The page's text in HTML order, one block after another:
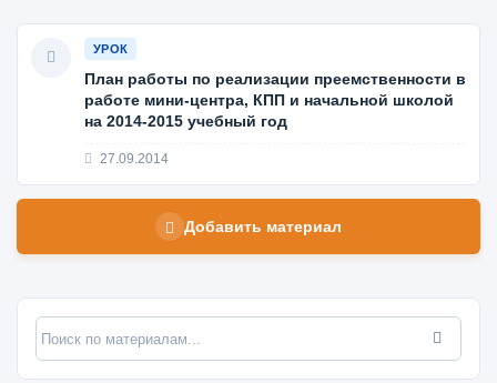
УРОК
План работы по реализации преемственности в
работе мини-центра, КПП и начальной школой
на 2014-2015 учебный год
27.09.2014
Добавить материал